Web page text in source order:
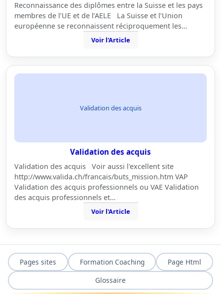
Reconnaissance des diplômes entre la Suisse et les pays
membres de l’UE et de l’AELE La Suisse et l’Union
européenne se reconnaissent réciproquement les…
Voir l'Article
Validation des acquis
Validation des acquis
Validation des acquis Voir aussi l'excellent site
http://www.valida.ch/francais/buts_mission.htm VAP
Validation des acquis professionnels ou VAE Validation
des acquis professionnels et…
Voir l'Article
Pages sites Formation Coaching
Page Html
Glossaire